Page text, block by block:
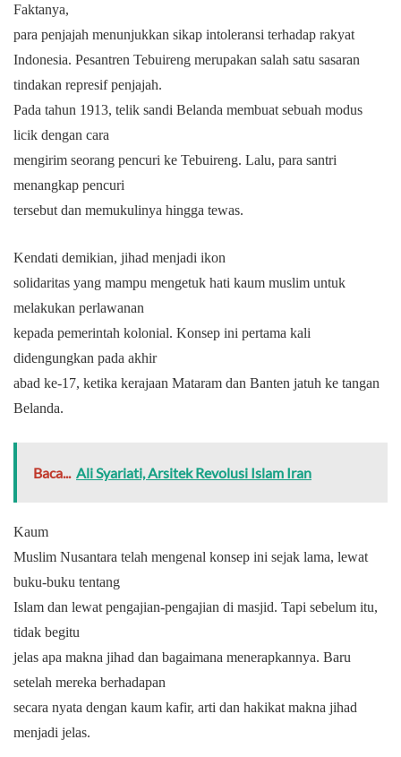
Faktanya,
para penjajah menunjukkan sikap intoleransi terhadap rakyat
Indonesia. Pesantren Tebuireng merupakan salah satu sasaran
tindakan represif penjajah.
Pada tahun 1913, telik sandi Belanda membuat sebuah modus
licik dengan cara
mengirim seorang pencuri ke Tebuireng. Lalu, para santri
menangkap pencuri
tersebut dan memukulinya hingga tewas.
Kendati demikian, jihad menjadi ikon
solidaritas yang mampu mengetuk hati kaum muslim untuk
melakukan perlawanan
kepada pemerintah kolonial. Konsep ini pertama kali
didengungkan pada akhir
abad ke-17, ketika kerajaan Mataram dan Banten jatuh ke tangan
Belanda.
Baca... Ali Syariati, Arsitek Revolusi Islam Iran
Kaum
Muslim Nusantara telah mengenal konsep ini sejak lama, lewat
buku-buku tentang
Islam dan lewat pengajian-pengajian di masjid. Tapi sebelum itu,
tidak begitu
jelas apa makna jihad dan bagaimana menerapkannya. Baru
setelah mereka berhadapan
secara nyata dengan kaum kafir, arti dan hakikat makna jihad
menjadi jelas.